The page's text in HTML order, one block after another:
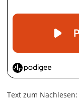
Text zum Nachlesen: